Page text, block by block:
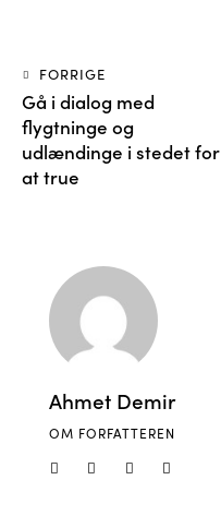
FORRIGE
Gå i dialog med
flygtninge og
udlændinge i stedet for
at true
Ahmet Demir
OM FORFATTEREN